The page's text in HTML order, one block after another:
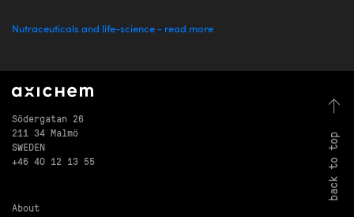
Nutraceuticals and life-science - read more
back to top
Södergatan 26
211 34 Malmö
SWEDEN
+46 40 12 13 55
About